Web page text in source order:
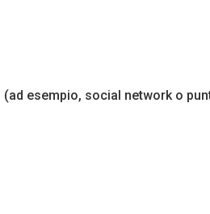
esempio, social network o